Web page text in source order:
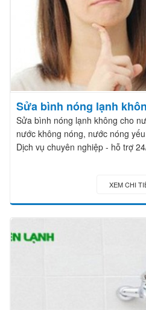
Sửa bình nóng lạnh
Sửa bình nóng lạnh không cho
nước không nóng, nước nóng
Dịch vụ chuyên nghiệp - hỗ trợ
XEM CHI